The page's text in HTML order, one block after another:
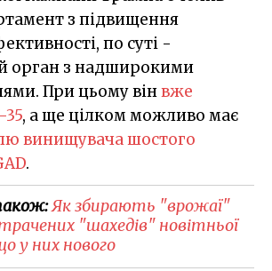
з підвищення
по суті -
орган з надширокими
При цьому вінвже
35, а ще цілком можливо має
винищувача шостого
.
Як збирають "врожаї"
"шахедів" новітньої
у них нового